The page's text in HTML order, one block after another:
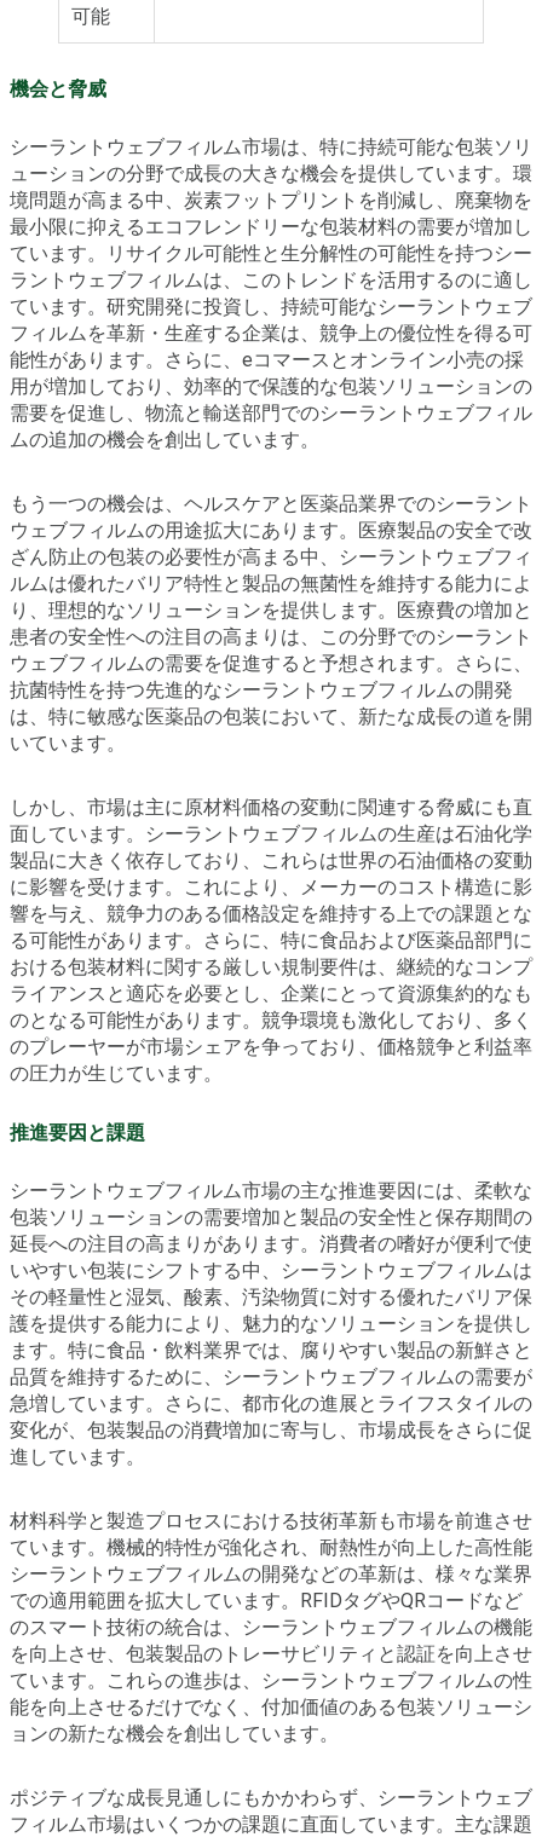
可能
機会と脅威
シーラントウェブフィルム市場は、特に持続可能な包装ソリ
ューションの分野で成長の大きな機会を提供しています。環
境問題が高まる中、炭素フットプリントを削減し、廃棄物を
最小限に抑えるエコフレンドリーな包装材料の需要が増加し
ています。リサイクル可能性と生分解性の可能性を持つシー
ラントウェブフィルムは、このトレンドを活用するのに適し
ています。研究開発に投資し、持続可能なシーラントウェブ
フィルムを革新・生産する企業は、競争上の優位性を得る可
能性があります。さらに、eコマースとオンライン小売の採
用が増加しており、効率的で保護的な包装ソリューションの
需要を促進し、物流と輸送部門でのシーラントウェブフィル
ムの追加の機会を創出しています。
もう一つの機会は、ヘルスケアと医薬品業界でのシーラント
ウェブフィルムの用途拡大にあります。医療製品の安全で改
ざん防止の包装の必要性が高まる中、シーラントウェブフィ
ルムは優れたバリア特性と製品の無菌性を維持する能力によ
り、理想的なソリューションを提供します。医療費の増加と
患者の安全性への注目の高まりは、この分野でのシーラント
ウェブフィルムの需要を促進すると予想されます。さらに、
抗菌特性を持つ先進的なシーラントウェブフィルムの開発
は、特に敏感な医薬品の包装において、新たな成長の道を開
いています。
しかし、市場は主に原材料価格の変動に関連する脅威にも直
面しています。シーラントウェブフィルムの生産は石油化学
製品に大きく依存しており、これらは世界の石油価格の変動
に影響を受けます。これにより、メーカーのコスト構造に影
響を与え、競争力のある価格設定を維持する上での課題とな
る可能性があります。さらに、特に食品および医薬品部門に
おける包装材料に関する厳しい規制要件は、継続的なコンプ
ライアンスと適応を必要とし、企業にとって資源集約的なも
のとなる可能性があります。競争環境も激化しており、多く
のプレーヤーが市場シェアを争っており、価格競争と利益率
の圧力が生じています。
推進要因と課題
シーラントウェブフィルム市場の主な推進要因には、柔軟な
包装ソリューションの需要増加と製品の安全性と保存期間の
延長への注目の高まりがあります。消費者の嗜好が便利で使
いやすい包装にシフトする中、シーラントウェブフィルムは
その軽量性と湿気、酸素、汚染物質に対する優れたバリア保
護を提供する能力により、魅力的なソリューションを提供し
ます。特に食品・飲料業界では、腐りやすい製品の新鮮さと
品質を維持するために、シーラントウェブフィルムの需要が
急増しています。さらに、都市化の進展とライフスタイルの
変化が、包装製品の消費増加に寄与し、市場成長をさらに促
進しています。
材料科学と製造プロセスにおける技術革新も市場を前進させ
ています。機械的特性が強化され、耐熱性が向上した高性能
シーラントウェブフィルムの開発などの革新は、様々な業界
での適用範囲を拡大しています。RFIDタグやQRコードなど
のスマート技術の統合は、シーラントウェブフィルムの機能
を向上させ、包装製品のトレーサビリティと認証を向上させ
ています。これらの進歩は、シーラントウェブフィルムの性
能を向上させるだけでなく、付加価値のある包装ソリューシ
ョンの新たな機会を創出しています。
ポジティブな成長見通しにもかかわらず、シーラントウェブ
フィルム市場はいくつかの課題に直面しています。主な課題